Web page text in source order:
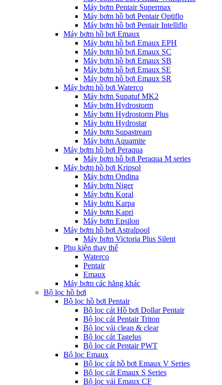
Máy bơm Pentair Supermax
Máy bơm hồ bơi Pentair Optiflo
Máy bơm hồ bơi Pentair Intelliflo
Máy bơm hồ bơi Emaux
Máy bơm hồ bơi Emaux EPH
Máy bơm hồ bơi Emaux SC
Máy bơm hồ bơi Emaux SB
Máy bơm hồ bơi Emaux SE
Máy bơm hồ bơi Emaux SR
Máy bơm hồ bơi Waterco
Máy bơm Supatuf MK2
Máy bơm Hydrostorm
Máy bơm Hydrostorm Plus
Máy bơm Hydrostar
Máy bơm Supastream
Máy bơm Aquamite
Máy bơm hồ bơi Peraqua
Máy bơm hồ bơi Peraqua M series
Máy bơm hồ bơi Kripsol
Máy bơm Ondina
Máy bơm Niger
Máy bơm Koral
Máy bơm Karpa
Máy bơm Kapri
Máy bơm Epsilon
Máy bơm hồ bơi Astralpool
Máy bơm Victoria Plus Silent
Phụ kiện thay thế
Waterco
Pentair
Emaux
Máy bơm các hãng khác
Bộ lọc hồ bơi
Bộ lọc hồ bơi Pentair
Bộ lọc cát Hồ bơi Dollar Pentair
Bộ lọc cát Pentair Triton
Bộ lọc vải clean & clear
Bộ lọc cát Tagelus
Bộ lọc cát Pentair PWT
Bộ lọc Emaux
Bộ lọc cát hồ bơi Emaux V Series
Bộ lọc cát Emaux S Series
Bộ lọc vải Emaux CF